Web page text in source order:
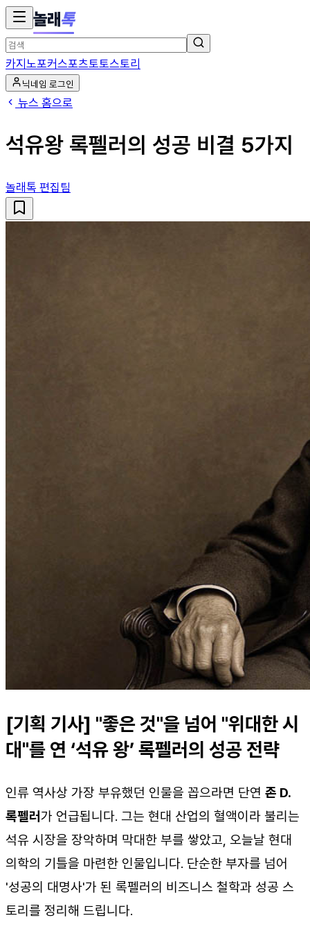
놀래톡
카지노포커스포츠토토스토리
닉네임 로그인
뉴스 홈으로
석유왕 록펠러의 성공 비결 5가지
놀래톡 편집팀
[기획 기사] "좋은 것"을 넘어 "위대한 시
대"를 연 ‘석유 왕’ 록펠러의 성공 전략
인류 역사상 가장 부유했던 인물을 꼽으라면 단연 존 D.
록펠러가 언급됩니다. 그는 현대 산업의 혈액이라 불리는
석유 시장을 장악하며 막대한 부를 쌓았고, 오늘날 현대
의학의 기틀을 마련한 인물입니다. 단순한 부자를 넘어
'성공의 대명사'가 된 록펠러의 비즈니스 철학과 성공 스
토리를 정리해 드립니다.